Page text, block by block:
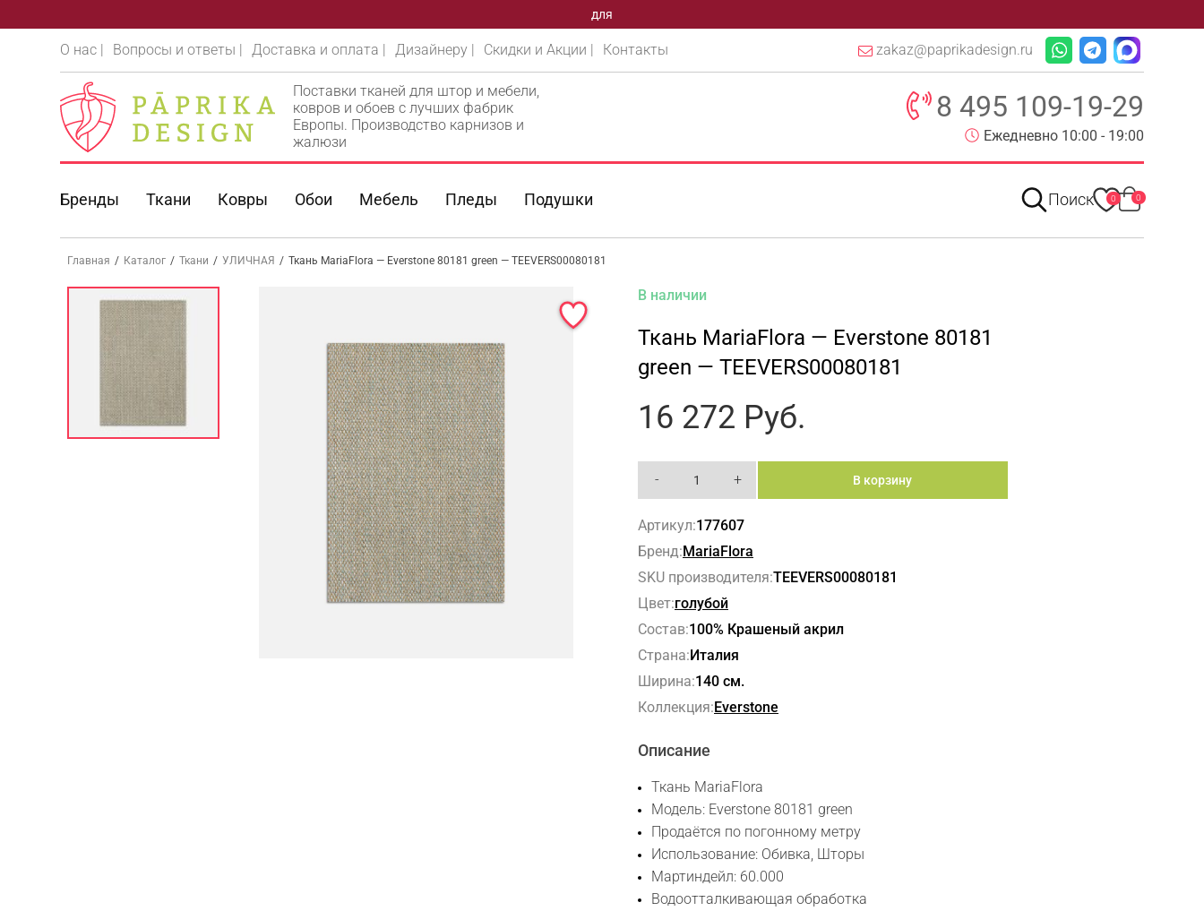
для
О нас | Вопросы и ответы | Доставка и оплата | Дизайнеру | Скидки и Акции | Контакты zakaz@paprikadesign.ru
Поставки тканей для штор и мебели,
ковров и обоев с лучших фабрик
Европы. Производство карнизов и
жалюзи
8 495 109-19-29
Ежедневно 10:00 - 19:00
Бренды Ткани Ковры Обои Мебель Пледы Подушки Поиск 0 0
Главная / Каталог / Ткани / УЛИЧНАЯ / Ткань MariaFlora — Everstone 80181 green — TEEVERS00080181
В наличии
Ткань MariaFlora — Everstone 80181
green — TEEVERS00080181
16 272 Руб.
- + В корзину
Артикул:177607
Бренд:MariaFlora
SKU производителя:TEEVERS00080181
Цвет:голубой
Состав:100% Крашеный акрил
Страна:Италия
Ширина:140 см.
Коллекция:Everstone
Описание
Ткань MariaFlora
Модель: Everstone 80181 green
Продаётся по погонному метру
Использование: Обивка, Шторы
Мартиндейл: 60.000
Водоотталкивающая обработка